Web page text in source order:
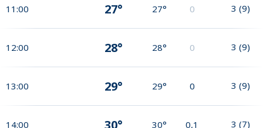
11:00 27° 27° 0 3 (9)
12:00 28° 28° 0 3 (9)
13:00 29° 29° 0 3 (9)
14:00 30° 30° 0,1 3 (7)